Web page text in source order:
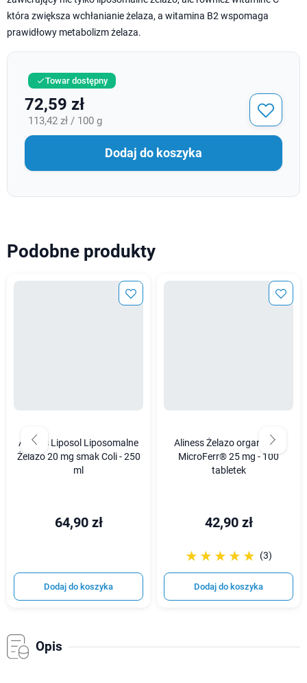
która zwiększa wchłanianie żelaza, a witamina B2 wspomaga
prawidłowy metabolizm żelaza.
Towar dostępny
72,59 zł
113,42 zł / 100 g
Dodaj do koszyka
Podobne produkty
Aliness Liposol Liposomalne
Żelazo 20 mg smak Coli - 250
ml
64,90 zł
Dodaj do koszyka
Aliness Żelazo organiczne
MicroFerr® 25 mg - 100
tabletek
42,90 zł
☆☆☆☆☆
★★★★★ (3)
Dodaj do koszyka
Opis